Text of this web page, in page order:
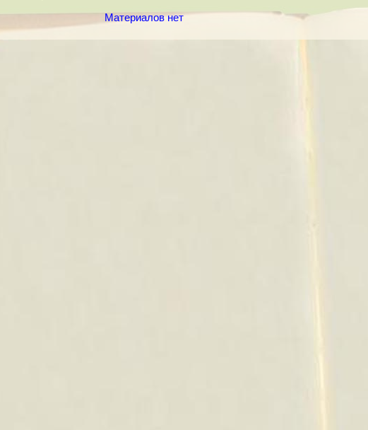
Материалов нет